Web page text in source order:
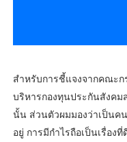
สำหรับการชี้แจงจากคณะก
บริหารกองทุนประกันสังคม
นั้น ส่วนตัวผมมองว่าเป็นค
อยู่ การมีกำไรถือเป็นเรื่อ